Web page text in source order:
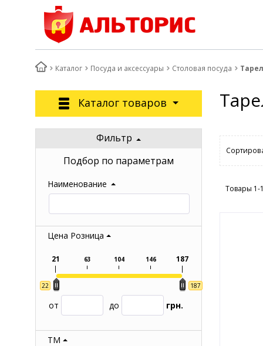
Каталог Посуда и аксессуары Столовая посуда
Каталог товаров
Фильтр
Подбор по параметрам
Наименование
Цена Розница
22 187
21 63 104 146 187
от до грн.
ТМ
Товары 1-